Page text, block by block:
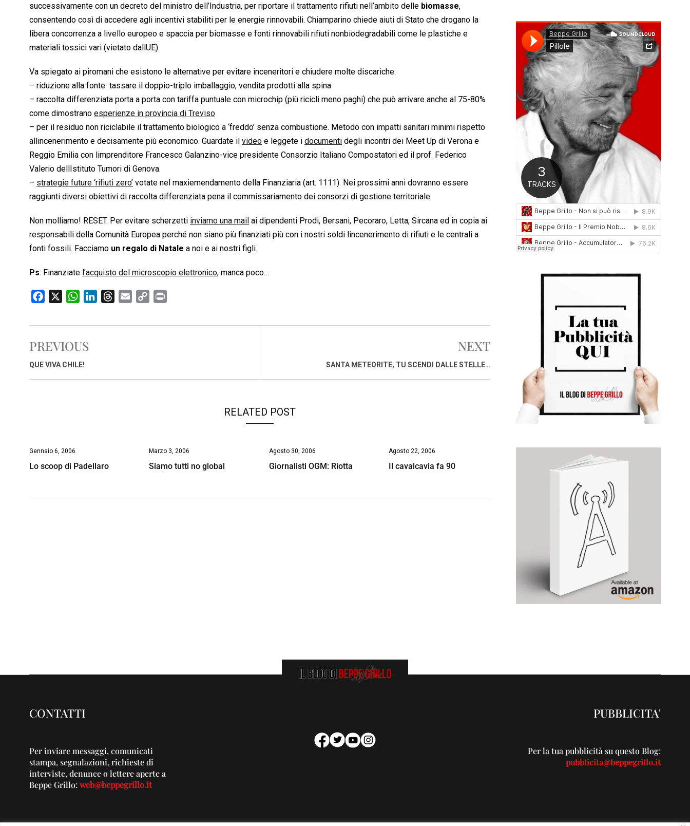
3
0
0
successivamente con un decreto del ministro dell’Industria, per riportare il trattamento rifiuti nell’ambito delle biomasse,
consentendo così di accedere agli incentivi stabiliti per le energie rinnovabili. Chiamparino chiede aiuti di Stato che drogano la
libera concorrenza a livello europeo e spaccia per biomasse e fonti rinnovabili rifiuti nonbiodegradabili come le plastiche e
materiali tossici vari (vietato dallUE).
Va spiegato ai piromani che esistono le alternative per evitare inceneritori e chiudere molte discariche:
– riduzione alla fonte  tassare il doppio-triplo imballaggio, vendita prodotti alla spina
– raccolta differenziata porta a porta con tariffa puntuale con microchip (più ricicli meno paghi) che può arrivare anche al 75-80%
come dimostrano esperienze in provincia di Treviso
– per il residuo non riciclabile il trattamento biologico a ‘freddo’ senza combustione. Metodo con impatti sanitari minimi rispetto
allincenerimento e decisamente più economico. Guardate il video e leggete i documenti degli incontri dei Meet Up di Verona e
Reggio Emilia con limprenditore Francesco Galanzino-vice presidente Consorzio Italiano Compostatori ed il prof. Federico
Valerio dellIstituto Tumori di Genova.
– strategie future ‘rifiuti zero’ votate nel maxiemendamento della Finanziaria (art. 1111). Nei prossimi anni dovranno essere
raggiunti diversi obiettivi di raccolta differenziata pena il commissariamento dei consorzi di gestione territoriale.
Non molliamo! RESET. Per evitare scherzetti inviamo una mail ai dipendenti Prodi, Bersani, Pecoraro, Letta, Sircana ed in copia ai
responsabili della Comunità Europea perché non siano più finanziati più con i nostri soldi lincenerimento di rifiuti e le centrali a
fonti fossili. Facciamo un regalo di Natale a noi e ai nostri figli.
Ps: Finanziate l’acquisto del microscopio elettronico, manca poco…
c
b
o
W
a
s
A
n
r
a
p
i
PREVIOUS
QUE VIVA CHILE!
NEXT
SANTA METEORITE, TU SCENDI DALLE STELLE…
RELATED POST
Gennaio 6, 2006
Lo scoop di Padellaro
Marzo 3, 2006
Siamo tutti no global
Agosto 30, 2006
Giornalisti OGM: Riotta
Agosto 22, 2006
Il cavalcavia fa 90
CONTATTI
Per inviare messaggi, comunicati
stampa, segnalazioni, richieste di
interviste, denunce o lettere aperte a
Beppe Grillo:web@beppegrillo.it
PUBBLICITA'
Per la tua pubblicità su questo Blog:
pubblicita@beppegrillo.it